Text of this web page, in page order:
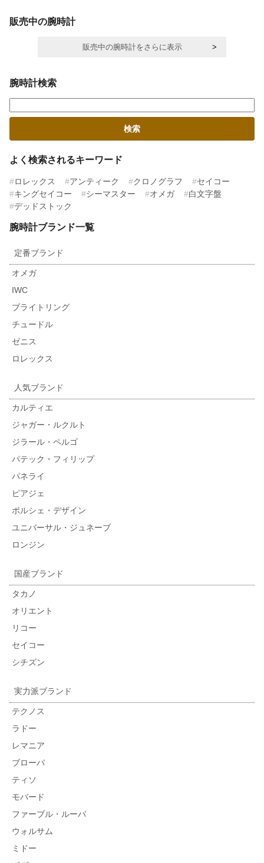
販売中の腕時計
販売中の腕時計をさらに表示
腕時計検索
よく検索されるキーワード
ロレックス アンティーク クロノグラフ
セイコー
キングセイコー
シーマスター オメガ
白文字盤
デッドストック
腕時計ブランド一覧
定番ブランド
オメガ
IWC
ブライトリング
チュードル
ゼニス
ロレックス
人気ブランド
カルティエ
ジャガー・ルクルト
ジラール・ペルゴ
パテック・フィリップ
パネライ
ピアジェ
ポルシェ・デザイン
ユニバーサル・ジュネーブ
ロンジン
国産ブランド
タカノ
オリエント
リコー
セイコー
シチズン
実力派ブランド
テクノス
ラドー
レマニア
ブローバ
ティソ
モバード
ファーブル・ルーバ
ウォルサム
ミドー